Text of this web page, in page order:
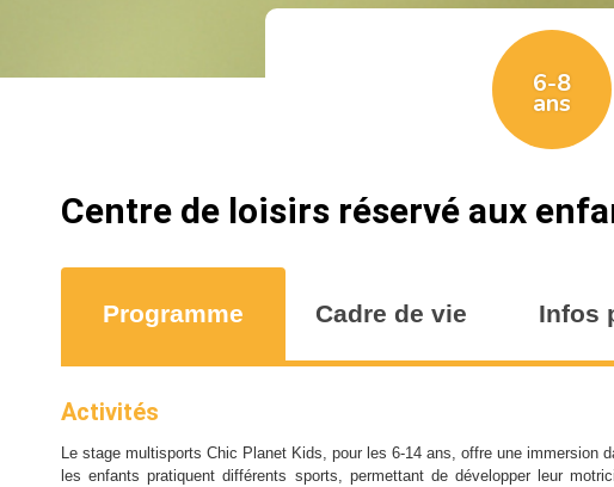
6-8
ans
Centre de loisirs réservé aux
Programme Cadre de vie Infos
Activités
Le stage multisports Chic Planet Kids, pour les 6-14 ans, offre une immersion
les enfants pratiquent différents sports, permettant de développer leur